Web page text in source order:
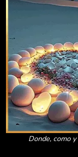
Donde, como